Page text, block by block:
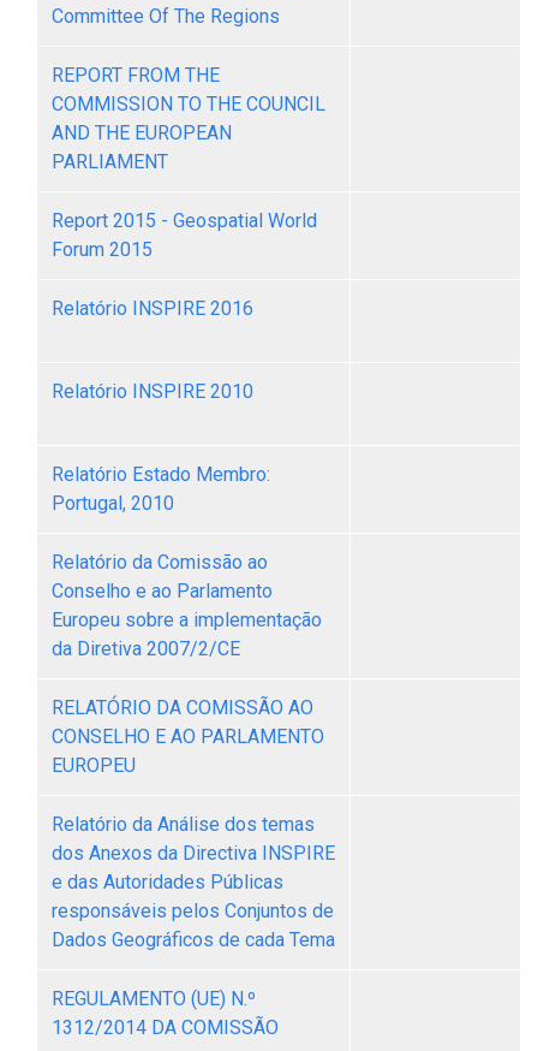
Committee Of The Regions
REPORT FROM THE
COMMISSION TO THE COUNCIL
AND THE EUROPEAN
PARLIAMENT
Report 2015 - Geospatial World
Forum 2015
Relatório INSPIRE 2016
Relatório INSPIRE 2010
Relatório Estado Membro:
Portugal, 2010
Relatório da Comissão ao
Conselho e ao Parlamento
Europeu sobre a implementação
da Diretiva 2007/2/CE
RELATÓRIO DA COMISSÃO AO
CONSELHO E AO PARLAMENTO
EUROPEU
Relatório da Análise dos temas
dos Anexos da Directiva INSPIRE
e das Autoridades Públicas
responsáveis pelos Conjuntos de
Dados Geográficos de cada Tema
REGULAMENTO (UE) N.º
1312/2014 DA COMISSÃO